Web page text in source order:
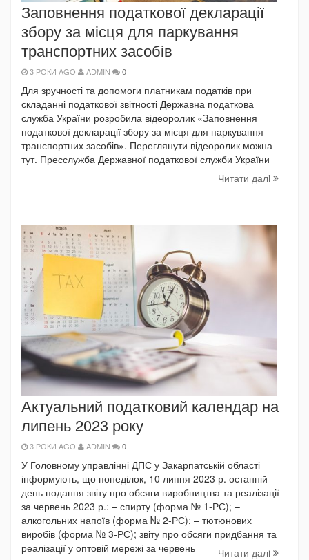
Заповнення податкової декларації
збору за місця для паркування
транспортних засобів
3 РОКИ AGO ADMIN 0
Для зручності та допомоги платникам податків при
складанні податкової звітності Державна податкова
служба України розробила відеоролик «Заповнення
податкової декларації збору за місця для паркування
транспортних засобів». Переглянути відеоролик можна
тут. Пресслужба Державної податкової служби України
Читати далi
Актуальний податковий календар на
липень 2023 року
3 РОКИ AGO ADMIN 0
У Головному управлінні ДПС у Закарпатській області
інформують, що понеділок, 10 липня 2023 р. останній
день подання звіту про обсяги виробництва та реалізації
за червень 2023 р.: – спирту (форма № 1-РС); –
алкогольних напоїв (форма № 2-РС); – тютюнових
виробів (форма № 3-РС); звіту про обсяги придбання та
реалізації у оптовій мережі за червень
Читати далi